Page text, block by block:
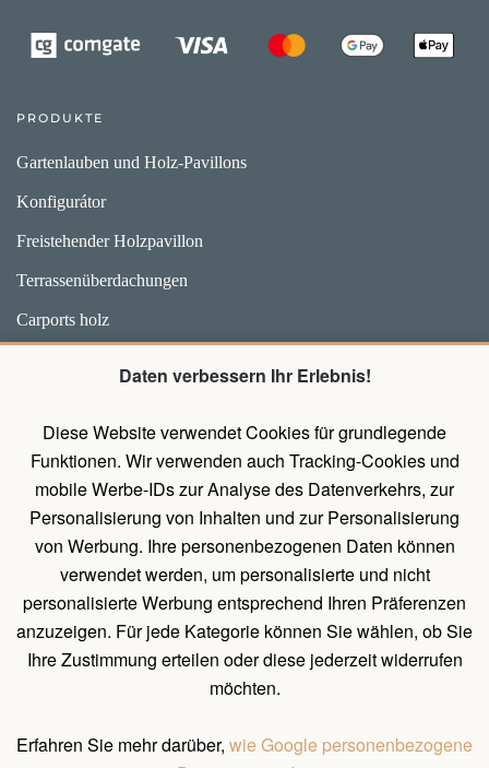
Daten verbessern Ihr Erlebnis!
Diese Website verwendet Cookies für grundlegende
Funktionen. Wir verwenden auch Tracking-Cookies und
mobile Werbe-IDs zur Analyse des Datenverkehrs, zur
Personalisierung von Inhalten und zur Personalisierung
von Werbung. Ihre personenbezogenen Daten können
verwendet werden, um personalisierte und nicht
personalisierte Werbung entsprechend Ihren Präferenzen
anzuzeigen. Für jede Kategorie können Sie wählen, ob Sie
Ihre Zustimmung erteilen oder diese jederzeit widerrufen
möchten.
Erfahren Sie mehr darüber, wie Google personenbezogene
PRODUKTE
Gartenlauben und Holz-Pavillons
Konfigurátor
Freistehender Holzpavillon
Terrassenüberdachungen
Carports holz
Pavillons mit Wänden
UNTERLAGEN
Belehrung über das Widerrufsrecht
Allgemeines Verfahren zum Erstellen einer Bestellung
Natürliche Holzeigenschaften